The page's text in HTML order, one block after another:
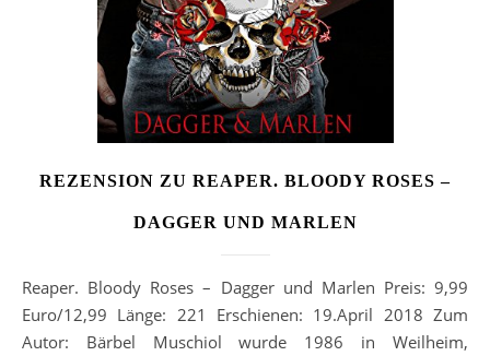
REZENSION ZU REAPER. BLOODY ROSES –
DAGGER UND MARLEN
Reaper. Bloody Roses – Dagger und Marlen Preis: 9,99
Euro/12,99 Länge: 221 Erschienen: 19.April 2018 Zum
Autor: Bärbel Muschiol wurde 1986 in Weilheim,